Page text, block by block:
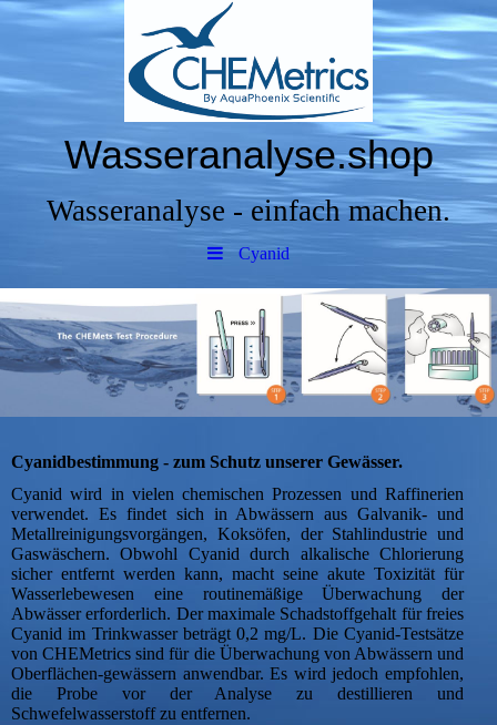
Wasseranalyse.shop
Wasseranalyse - einfach machen.
Cyanid
Cyanidbestimmung - zum Schutz unserer Gewässer.
Cyanid wird in vielen chemischen Prozessen und Raffinerien
verwendet. Es findet sich in Abwässern aus Galvanik- und
Metallreinigungsvorgängen, Koksöfen, der Stahlindustrie und
Gaswäschern. Obwohl Cyanid durch alkalische Chlorierung
sicher entfernt werden kann, macht seine akute Toxizität für
Wasserlebewesen eine routinemäßige Überwachung der
Abwässer erforderlich. Der maximale Schadstoffgehalt für freies
Cyanid im Trinkwasser beträgt 0,2 mg/L. Die Cyanid-Testsätze
von CHEMetrics sind für die Überwachung von Abwässern und
Oberflächen-gewässern anwendbar. Es wird jedoch empfohlen,
die Probe vor der Analyse zu destillieren und
Schwefelwasserstoff zu entfernen.